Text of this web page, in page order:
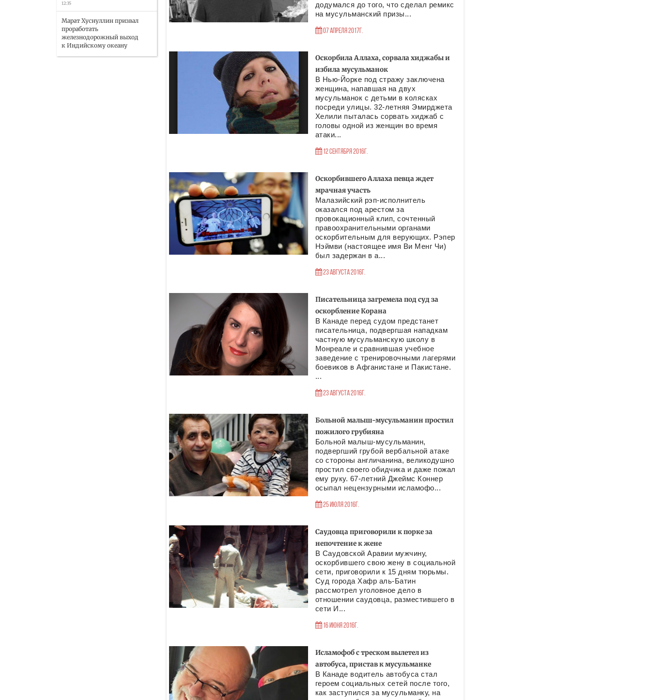
12:35
Марат Хуснуллин призвал
проработать
железнодорожный выход
к Индийскому океану
додумался до того, что сделал ремикс
на мусульманский призы...
07 Апреля 2017г.
Оскорбила Аллаха, сорвала хиджабы и
избила мусульманок
В Нью-Йорке под стражу заключена
женщина, напавшая на двух
мусульманок с детьми в колясках
посреди улицы. 32-летняя Эмирджета
Хелили пыталась сорвать хиджаб с
головы одной из женщин во время
атаки...
12 Сентября 2016г.
Оскорбившего Аллаха певца ждет
мрачная участь
Малазийский рэп-исполнитель
оказался под арестом за
провокационный клип, сочтенный
правоохранительными органами
оскорбительным для верующих. Рэпер
Нэймви (настоящее имя Ви Менг Чи)
был задержан в а...
23 Августа 2016г.
Писательница загремела под суд за
оскорбление Корана
В Канаде перед судом предстанет
писательница, подвергшая нападкам
частную мусульманскую школу в
Монреале и сравнившая учебное
заведение с тренировочными лагерями
боевиков в Афганистане и Пакистане.
...
23 Августа 2016г.
Больной малыш-мусульманин простил
пожилого грубияна
Больной малыш-мусульманин,
подвергший грубой вербальной атаке
со стороны англичанина, великодушно
простил своего обидчика и даже пожал
ему руку. 67-летний Джеймс Коннер
осыпал нецензурными исламофо...
25 Июля 2016г.
Саудовца приговорили к порке за
непочтение к жене
В Саудовской Аравии мужчину,
оскорбившего свою жену в социальной
сети, приговорили к 15 дням тюрьмы.
Суд города Хафр аль-Батин
рассмотрел уголовное дело в
отношении саудовца, разместившего в
сети И...
16 Июня 2016г.
Исламофоб с треском вылетел из
автобуса, пристав к мусульманке
В Канаде водитель автобуса стал
героем социальных сетей после того,
как заступился за мусульманку, на